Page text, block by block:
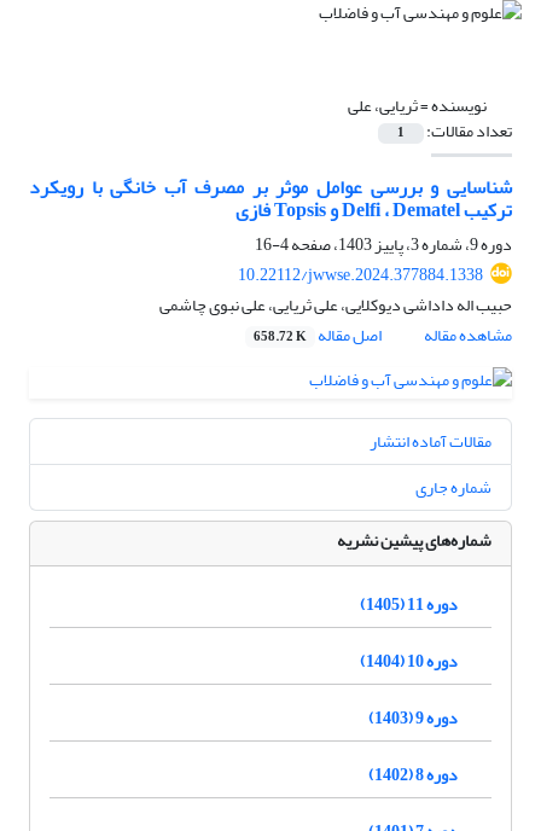
نویسنده =ثریایی، علی
تعداد مقالات: 1
شناسایی و بررسی عوامل موثر بر مصرف آب خانگی با رویکرد
ترکیب Delfi ، Dematel و Topsis فازی
دوره 9، شماره 3، پاییز 1403، صفحه
4-16
10.22112/jwwse.2024.377884.1338
حبیب اله داداشی دیوکلایی، علی ثریایی، علی نبوی چاشمی
مشاهده مقاله
اصل مقاله 658.72 K
مقالات آماده انتشار
شماره جاری
شماره‌های پیشین نشریه
دوره 11 (1405)
دوره 10 (1404)
دوره 9 (1403)
دوره 8 (1402)